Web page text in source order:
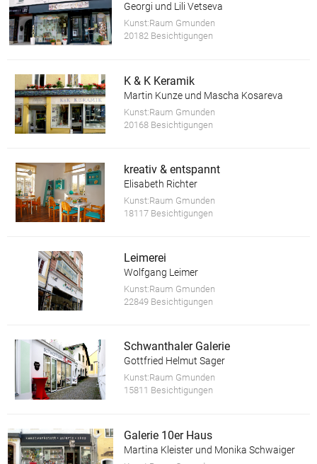
Georgi und Lili Vetseva
Kunst:Raum Gmunden
20182 Besichtigungen
K & K Keramik
Martin Kunze und Mascha Kosareva
Kunst:Raum Gmunden
20168 Besichtigungen
kreativ & entspannt
Elisabeth Richter
Kunst:Raum Gmunden
18117 Besichtigungen
Leimerei
Wolfgang Leimer
Kunst:Raum Gmunden
22849 Besichtigungen
Schwanthaler Galerie
Gottfried Helmut Sager
Kunst:Raum Gmunden
15811 Besichtigungen
Galerie 10er Haus
Martina Kleister und Monika Schwaiger